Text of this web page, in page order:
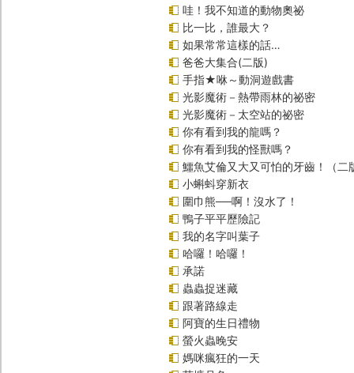
哇！我不知道的動物奧祕
比一比，誰最大？
如果常常這樣的話…
爸爸大集合(二版)
手指★咻～動洞遊戲書
光影魔術－熱帶雨林的祕密
光影魔術－太空站的祕密
你有看到我的龍嗎？
你有看到我的怪獸嗎？
鱷魚艾倫又大又可怕的牙齒！（二
小蝌蚪穿新衣
圍巾熊──啊！沒水了！
鴨子平平歷險記
我的名字叫葉子
哈囉！哈囉！
承諾
蟲蟲捉迷藏
跟著路線走
阿寶的生日禮物
螢火蟲晚安
媽咪瘋狂的一天